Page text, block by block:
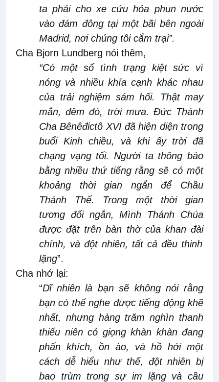
ta phải cho xe cứu hỏa phun nước
vào đám đông tại một bãi bên ngoài
Madrid, nơi chúng tôi cắm trại”.
Cha Bjorn Lundberg nói thêm,
“Có một số tình trạng kiệt sức vì
nóng và nhiều khía cạnh khác nhau
của trải nghiệm sám hối.
Thật may
mắn, đêm đó, trời mưa. Đức Thánh
Cha Bênêđictô XVI đã hiện diện trong
buổi Kinh chiều, và khi ấy trời đã
chạng vạng tối. Người ta thông báo
bằng nhiều thứ tiếng rằng sẽ có một
khoảng thời gian ngắn để Chầu
Thánh Thể. Trong một thời gian
tương đối ngắn, Mình Thánh Chúa
được đặt trên bàn thờ của khanđài
chính, và đột nhiên, tấtcả đều thinh
lặng”.
Cha nhớ lại:
“Dĩnhiên là bạn sẽ không nói rằng
bạn có thể nghe được tiếng động khẽ
nhất, nhưng hàng trăm nghìn thanh
thiếu niên có giọng khàn khàn đang
phấn khích, ồn ào, và hồ hởimột
cách dễ hiểu như thế, đột nhiên bị
bao trùm trong sự im lặng và cầu